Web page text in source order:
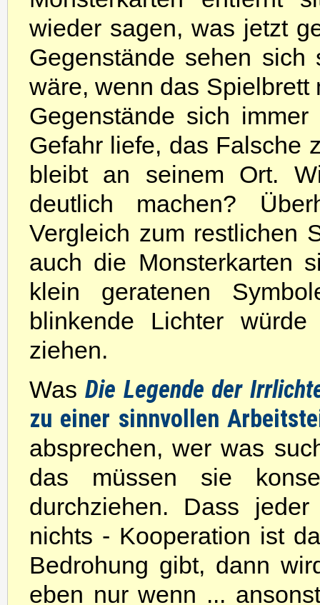
wieder sagen, was jetzt
Gegenstände sehen
wäre, wenn das
Gegenstände sich
Gefahr liefe, das Falsche
bleibt an seinem Ort.
deutlich machen?
Vergleich zum restlichen
auch die Monsterkarten
klein geratenen
blinkende Lichter
ziehen.
WasDie Legende der
zu einer sinnvollen
absprechen, wer was
das müssen sie
durchziehen. Dass
nichts - Kooperation ist
Bedrohung gibt, dann
eben nur wenn ...